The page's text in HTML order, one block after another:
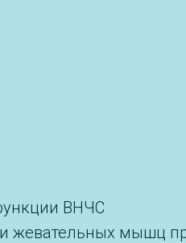
ВНЧС
жевательных мышц